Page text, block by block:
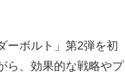
ーボルト」第2弾を初
ら、効果的な戦略やプ